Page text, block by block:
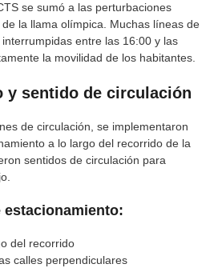
se sumó a las perturbaciones
la llama olímpica. Muchas líneas de
entre las 16:00 y las
la movilidad de los habitantes.
y sentido de circulación
de circulación, se implementaron
a lo largo del recorrido de la
sentidos de circulación para
del recorrido
calles perpendiculares